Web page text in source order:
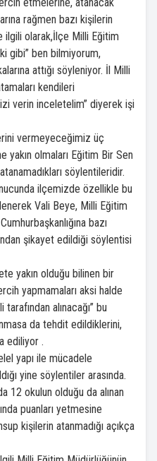
etmelerine, atanacak
rağmen bazı kişilerin
ilgili olarak,İlçe Milli Eğitim
gibi” ben bilmiyorum,
attığı söyleniyor. İl Milli
kendileri
verin inceletelim” diyerek işi
vermeyeceğimiz üç
olmaları Eğitim Bir Sen
söylentileridir.
ilçemizde özellikle bu
Vali Beye, Milli Eğitim
bazı
şikayet edildiği söylentisi
yakın olduğu bilinen bir
yapmamaları aksi halde
alınacağı” bu
da tehdit edildiklerini,
ediliyor .
yapı ile mücadele
yine söylentiler arasında.
12 okulun olduğu da alınan
puanları yetmesine
kişilerin atanmadığı açıkça